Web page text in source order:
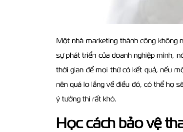
Một nhà marketing thành công không
sự phát triển của doanh nghiệp mình,
thời gian để mọi thứ có kết quả, nếu
nên quá lo lắng về điều đó, có thể họ
ý tưởng thì rất khó.
Học cách bảo vệ